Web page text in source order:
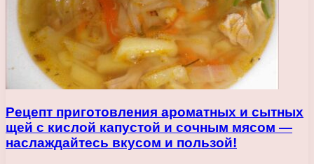
Рецепт приготовления ароматных и сытных
щей с кислой капустой и сочным мясом —
наслаждайтесь вкусом и пользой!